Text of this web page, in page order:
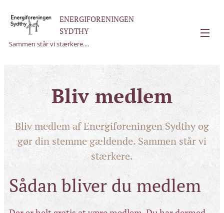
ENERGIFORENINGEN
SYDTHY
Sammen står vi stærkere....
Bliv medlem
Bliv medlem af Energiforeningen Sydthy og
gør din stemme gældende. Sammen står vi
stærkere.
Sådan bliver du medlem